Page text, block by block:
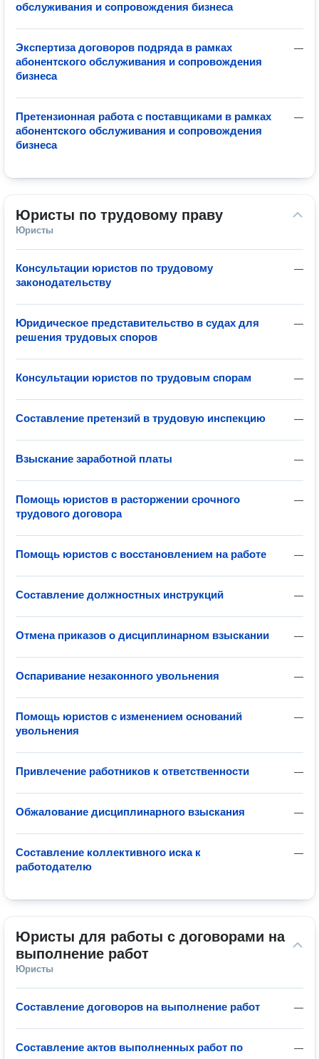
обслуживания и сопровождения бизнеса
—
Экспертиза договоров подряда в рамках
абонентского обслуживания и сопровождения
бизнеса
—
Претензионная работа с поставщиками в рамках
абонентского обслуживания и сопровождения
бизнеса
Юристы по трудовому праву
Юристы
—
Консультации юристов по трудовому
законодательству
—
Юридическое представительство в судах для
решения трудовых споров
—
Консультации юристов по трудовым спорам
—
Составление претензий в трудовую инспекцию
—
Взыскание заработной платы
—
Помощь юристов в расторжении срочного
трудового договора
—
Помощь юристов с восстановлением на работе
—
Составление должностных инструкций
—
Отмена приказов о дисциплинарном взыскании
—
Оспаривание незаконного увольнения
—
Помощь юристов с изменением оснований
увольнения
—
Привлечение работников к ответственности
—
Обжалование дисциплинарного взыскания
—
Составление коллективного иска к
работодателю
Юристы для работы с договорами на
выполнение работ
Юристы
—
Составление договоров на выполнение работ
—
Составление актов выполненных работ по